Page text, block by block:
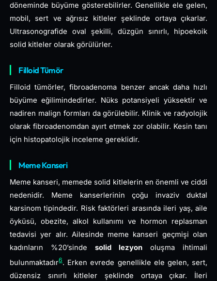
döneminde büyüme gösterebilirler. Genellikle ele gelen,
mobil, sert ve ağrısız kitleler şeklinde ortaya çıkarlar.
Ultrasonografide oval şekilli, düzgün sınırlı, hipoekoik
solid kitleler olarak görülürler.
Filloid Tümör
Filloid tümörler, fibroadenoma benzer ancak daha hızlı
büyüme eğilimindedirler. Nüks potansiyeli yüksektir ve
nadiren malign formları da görülebilir. Klinik ve radyolojik
olarak fibroadenomdan ayırt etmek zor olabilir. Kesin tanı
için histopatolojik inceleme gereklidir.
Meme Kanseri
Meme kanseri, memede solid kitlelerin en önemli ve ciddi
nedenidir. Meme kanserlerinin çoğu invaziv duktal
karsinom tipindedir. Risk faktörleri arasında ileri yaş, aile
öyküsü, obezite, alkol kullanımı ve hormon replasman
tedavisi yer alır. Ailesinde meme kanseri geçmişi olan
kadınların %20’sinde solid lezyon oluşma ihtimali
bulunmaktadır6. Erken evrede genellikle ele gelen, sert,
düzensiz sınırlı kitleler şeklinde ortaya çıkar. İleri